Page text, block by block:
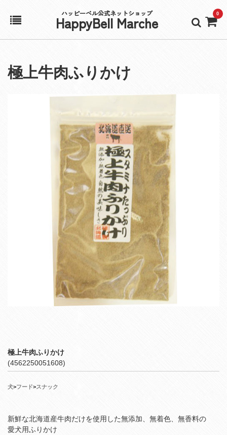
ハッピーベル公式ネットショップ
HappyBell Marche 0
アカウント
極上牛肉ふりかけ
極上牛肉ふりかけ
(4562250051608)
犬>フード>スナック
新鮮な北海道産牛肉だけを使用した無添加、無着色、無香料の
愛犬用ふりかけ